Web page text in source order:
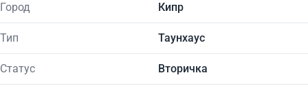
Город Кипр
Тип Таунхаус
Статус Вторичка